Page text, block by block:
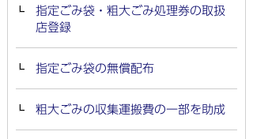
指定ごみ袋・粗大ごみ処理券の取扱
店登録
指定ごみ袋の無償配布
粗大ごみの収集運搬費の一部を助成